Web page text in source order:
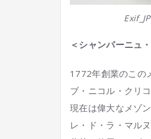
＜シャンパーニ
1772年創業のこの
ブ・ニコル・クリ
現在は偉大なメゾ
レ・ド・ラ・マル